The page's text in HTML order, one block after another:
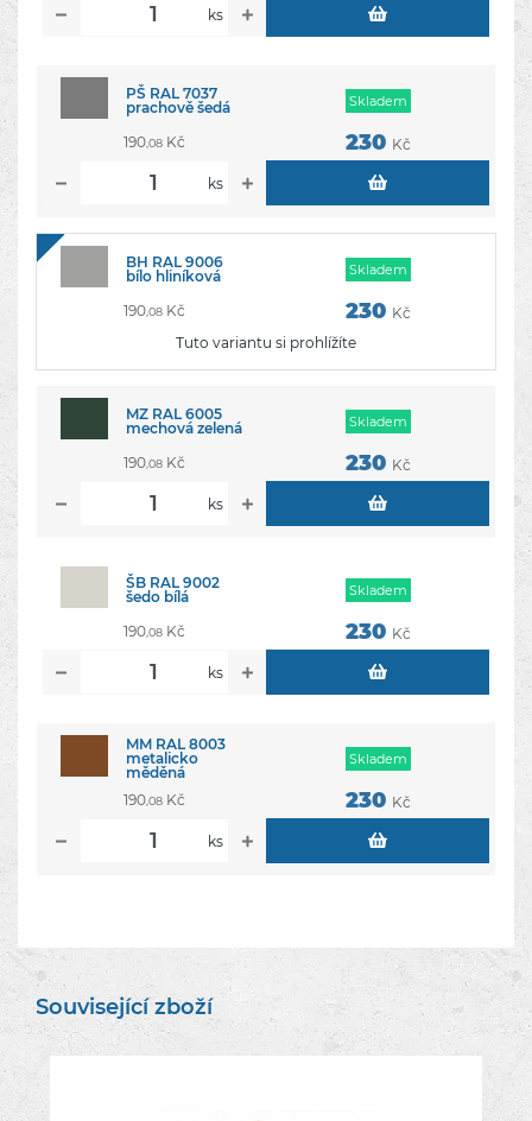
ks
PŠ RAL 7037
prachově šedá
Skladem
190,08 Kč 230 Kč
ks
BH RAL 9006
bílo hliníková
Skladem
190,08 Kč 230 Kč
Tuto variantu si prohlížíte
MZ RAL 6005
mechová zelená
Skladem
190,08 Kč 230 Kč
ks
ŠB RAL 9002
šedo bílá
Skladem
190,08 Kč 230 Kč
ks
MM RAL 8003
metalicko
měděná
Skladem
190,08 Kč 230 Kč
ks
Související zboží